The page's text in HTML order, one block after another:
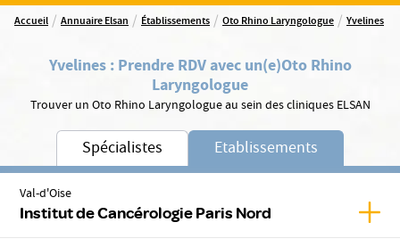
Accueil / Annuaire Elsan / Établissements / Oto Rhino Laryngologue / Yvelines
Yvelines: Prendre RDV avec un(e)Oto Rhino
Laryngologue
Trouver un Oto Rhino Laryngologue au sein des cliniques ELSAN
Spécialistes Etablissements
Val-d'Oise
Institut de Cancérologie Paris Nord